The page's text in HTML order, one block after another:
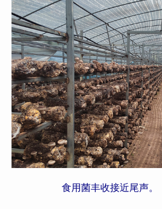
食用菌丰收接近尾声。